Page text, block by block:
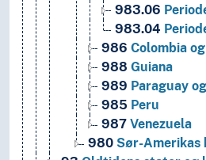
983.06
983.04
986 Colombia
988 Guiana
989 Paraguay
985 Peru
987 Venezuela
980 Sør-Amerikas